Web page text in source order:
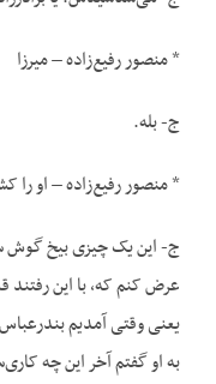
* منصور رفیع‌زاده – میرزا
ج- بله.
* منصور رفیع‌زاده – او را
ج- این یک چیزی بیخ
عرض کنم که، با این
یعنی وقتی آمدیم
به او گفتم آخر این چه